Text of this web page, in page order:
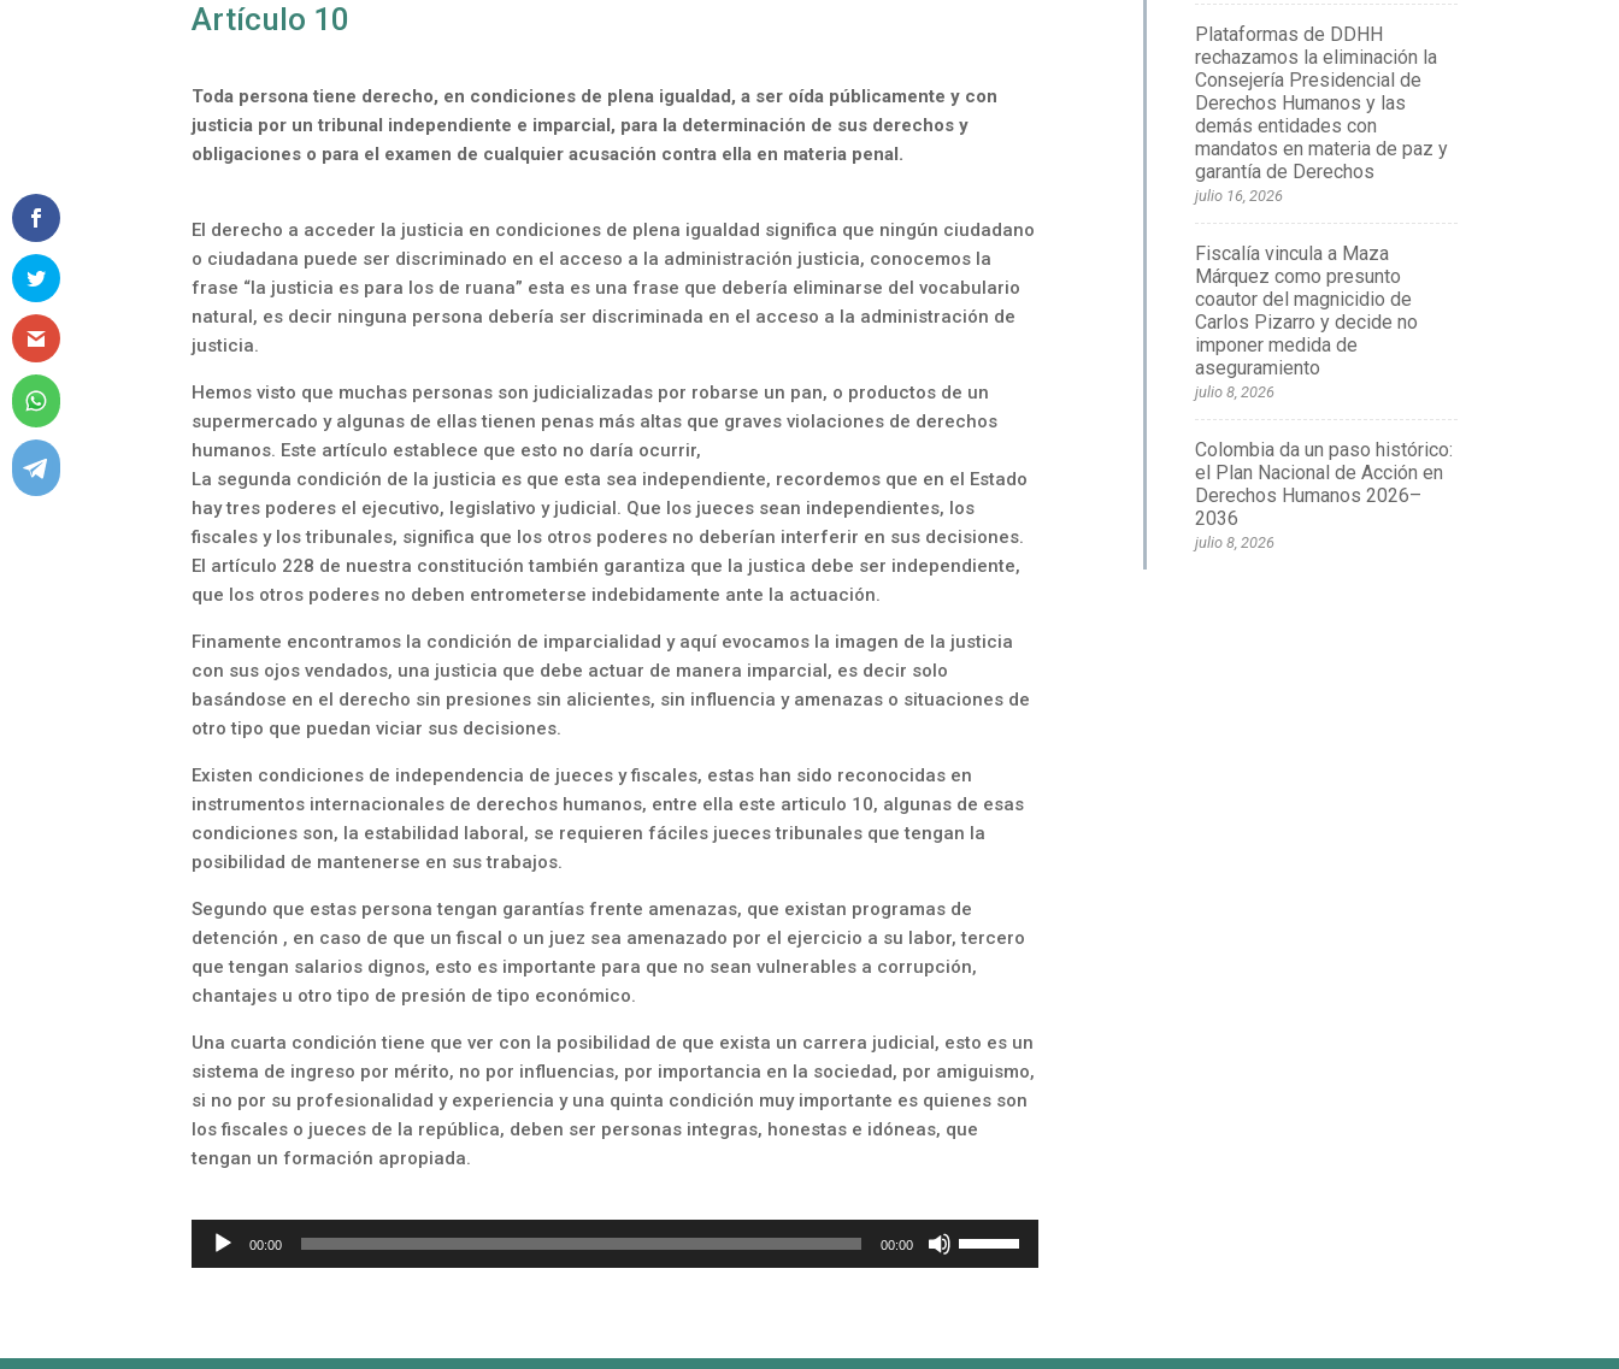
Artículo 10
Toda persona tiene derecho, en condiciones de plena igualdad, a ser oída públicamente y con
justicia por un tribunal independiente e imparcial, para la determinación de sus derechos y
obligaciones o para el examen de cualquier acusación contra ella en materia penal.
El derecho a acceder la justicia en condiciones de plena igualdad significa que ningún ciudadano
o ciudadana puede ser discriminado en el acceso a la administración justicia, conocemos la
frase “la justicia es para los de ruana” esta es una frase que debería eliminarse del vocabulario
natural, es decir ninguna persona debería ser discriminada en el acceso a la administración de
justicia.
Hemos visto que muchas personas son judicializadas por robarse un pan, o productos de un
supermercado y algunas de ellas tienen penas más altas que graves violaciones de derechos
humanos. Este artículo establece que esto no daría ocurrir,
La segunda condición de la justicia es que esta sea independiente, recordemos que en el Estado
hay tres poderes el ejecutivo, legislativo y judicial. Que los jueces sean independientes, los
fiscales y los tribunales, significa que los otros poderes no deberían interferir en sus decisiones.
El artículo 228 de nuestra constitución también garantiza que la justica debe ser independiente,
que los otros poderes no deben entrometerse indebidamente ante la actuación.
Finamente encontramos la condición de imparcialidad y aquí evocamos la imagen de la justicia
con sus ojos vendados, una justicia que debe actuar de manera imparcial, es decir solo
basándose en el derecho sin presiones sin alicientes, sin influencia y amenazas o situaciones de
otro tipo que puedan viciar sus decisiones.
Existen condiciones de independencia de jueces y fiscales, estas han sido reconocidas en
instrumentos internacionales de derechos humanos, entre ella este articulo 10, algunas de esas
condiciones son, la estabilidad laboral, se requieren fáciles jueces tribunales que tengan la
posibilidad de mantenerse en sus trabajos.
Segundo que estas persona tengan garantías frente amenazas, que existan programas de
detención , en caso de que un fiscal o un juez sea amenazado por el ejercicio a su labor, tercero
que tengan salarios dignos, esto es importante para que no sean vulnerables a corrupción,
chantajes u otro tipo de presión de tipo económico.
Una cuarta condición tiene que ver con la posibilidad de que exista un carrera judicial, esto es un
sistema de ingreso por mérito, no por influencias, por importancia en la sociedad, por amiguismo,
si no por su profesionalidad y experiencia y una quinta condición muy importante es quienes son
los fiscales o jueces de la república, deben ser personas integras, honestas e idóneas, que
tengan un formación apropiada.
Reproductor
00:00 00:00
Plataformas de DDHH
rechazamos la eliminación la
Consejería Presidencial de
Derechos Humanos y las
demás entidades con
mandatos en materia de paz y
garantía de Derechos
julio 16, 2026
Fiscalía vincula a Maza
Márquez como presunto
coautor del magnicidio de
Carlos Pizarro y decide no
imponer medida de
aseguramiento
julio 8, 2026
Colombia da un paso histórico:
el Plan Nacional de Acción en
Derechos Humanos 2026–
2036
julio 8, 2026